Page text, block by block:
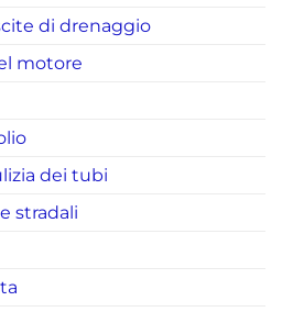
di drenaggio
motore
dei tubi
stradali